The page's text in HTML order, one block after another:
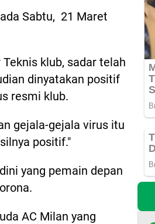
Sabtu, 21 Maret
klub, sadar telah
dinyatakan positif
resmi klub.
gejala-gejala virus itu
positif."
yang pemain depan
AC Milan yang